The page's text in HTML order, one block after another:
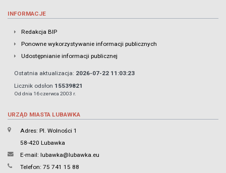
INFORMACJE
Redakcja BIP
Ponowne wykorzystywanie informacji publicznych
Udostępnianie informacji publicznej
Ostatnia aktualizacja: 2026-07-22 11:03:23
Licznik odsłon 15539821
Od dnia 16 czerwca 2003 r.
URZĄD MIASTA LUBAWKA
Adres: Pl. Wolności 1
58-420 Lubawka
E-mail: lubawka@lubawka.eu
Telefon: 75 741 15 88